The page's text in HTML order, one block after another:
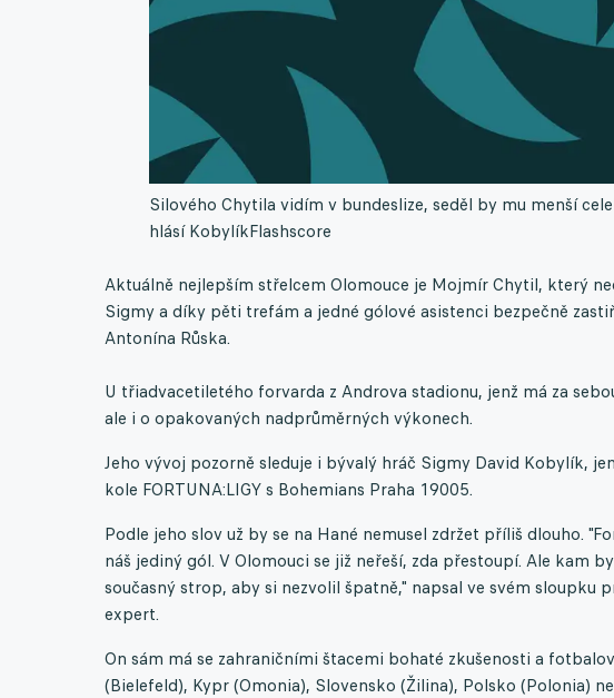
Silového Chytila vidím v bundeslize, seděl by mu menší
hlásí KobylíkFlashscore
Aktuálně nejlepším střelcem Olomouce je Mojmír Chytil, který
Sigmy a díky pěti trefám a jedné gólové asistenci bezpečně
Antonína Růska.
U třiadvacetiletého forvarda z Androva stadionu, jenž má za
ale i o opakovaných nadprůměrných výkonech.
Jeho vývoj pozorně sleduje i bývalý hráč Sigmy David Kobylík,
kole FORTUNA:LIGY s Bohemians Praha 19005.
Podle jeho slov už by se na Hané nemusel zdržet příliš dlouho.
náš jediný gól. V Olomouci se již neřeší, zda přestoupí. Ale kam
současný strop, aby si nezvolil špatně," napsal ve svém
expert.
On sám má se zahraničními štacemi bohaté zkušenosti a
(Bielefeld), Kypr (Omonia), Slovensko (Žilina), Polsko (Polonia)